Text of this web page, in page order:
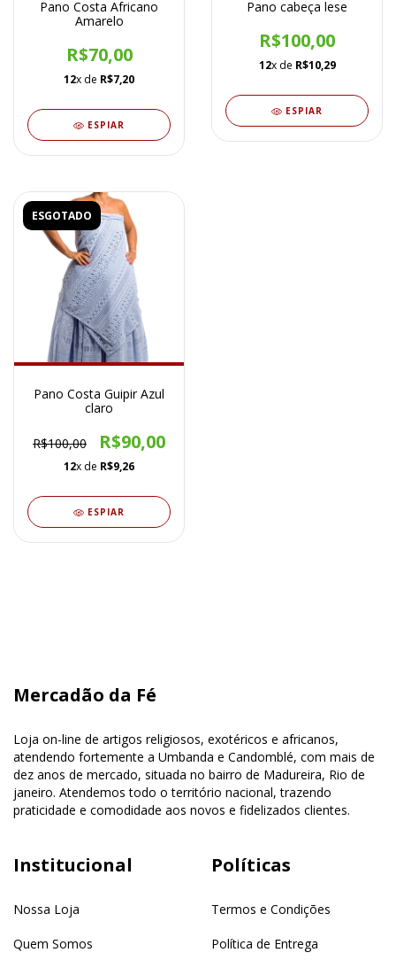
Pano Costa Africano
Amarelo
R$70,00
12x de R$7,20
ESPIAR
Pano cabeça lese
R$100,00
12x de R$10,29
ESPIAR
ESGOTADO
Pano Costa Guipir Azul
claro
R$100,00 R$90,00
12x de R$9,26
ESPIAR
Mercadão da Fé
Loja on-line de artigos religiosos, exotéricos e africanos,
atendendo fortemente a Umbanda e Candomblé, com mais de
dez anos de mercado, situada no bairro de Madureira, Rio de
janeiro. Atendemos todo o território nacional, trazendo
praticidade e comodidade aos novos e fidelizados clientes.
Institucional
Nossa Loja
Quem Somos
Políticas
Termos e Condições
Política de Entrega